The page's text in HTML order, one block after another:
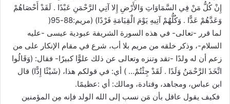
إِنْ كُلُّ مَنْ فِي السَّمَاوَاتِ وَالأَرْضِ إِلا آتِي الرَّحْمَنِ عَبْدًا . لَقَدْ أَحْصَاهُمْ
وَعَدَّهُمْ عَدًّا . وَكُلُّهُمْ آتِيهِ يَوْمَ الْقِيَامَةِ فَرْدًا) (مريم:88-95(
لما قرر -تعالى- في هذه السورة الشريفة عبودية عيسى -عليه
السلام-، وذكر خلقه من مريم بلا أب، شرع في مقام الإنكار على من
زعم أن له ولدًا -تقد وتنزه وتعالى عن ذلك علوًّا كبيرًا- فقال: (وَقَالُوا
اتَّخَذَ الرَّحْمَنُ وَلَدًا . لَقَدْ جِئْتُمْ… ) أي: في قولكم هذا، (شَيْئًا إِدًّا) قال
ابن عباس، ومجاهد، وقتادة، ومالك: أي :عظيمًا.
فكيف يقول عاقل بأن مَن نسب إلى الله الولد فإنه مِن المؤمنين